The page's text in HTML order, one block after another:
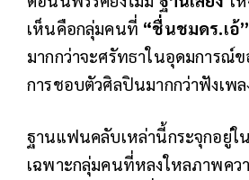
เห็นคือกลุ่มคนที่ “ชื่นชมดร.เอ้”
มากกว่าจะศรัทธาในอุดมการณ์
การชอบตัวศิลปินมากกว่าฟังเพ
ฐานแฟนคลับเหล่านี้กระจุกอยู่ใ
เฉพาะกลุ่มคนที่หลงใหลภาพคว